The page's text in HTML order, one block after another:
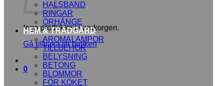
Inga produkter i varukorgen.
Gå tillbaka till butiken
0
HALSBAND
RINGAR
ÖRHÄNGE
HEM & TRÄDGÅRD
AROMALAMPOR
TILLBEHÖR
BELYSNING
BETONG
BLOMMOR
FÖR KÖKET